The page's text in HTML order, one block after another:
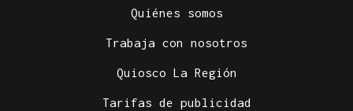
Quiénes somos
Trabaja con nosotros
Quiosco La Región
Tarifas de publicidad